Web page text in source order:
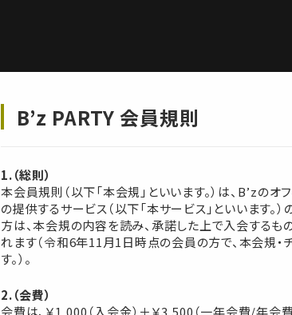
B’z PARTY 会員規則
1.（総則）
本会員規則（以下「本会規」といいます。）は、B’zのオ
の提供するサービス（以下「本サービス」といいます。
方は、本会規の内容を読み、承諾した上で入会するも
れます（令和6年11月1日時点の会員の方で、本会規
す。）。
2.（会費）
会費は、￥1,000（入会金）＋￥3,500（一年会費/年